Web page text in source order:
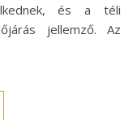
és a téli
jellemző. Az